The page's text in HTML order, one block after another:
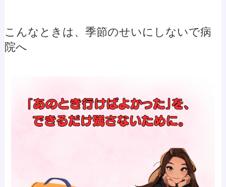
こんなときは、季節のせいにしないで病
院へ